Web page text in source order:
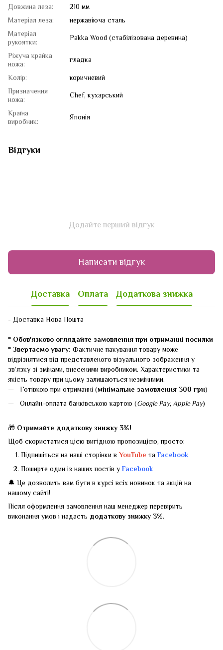
Довжина леза:
210 мм
Матеріал леза:
нержавіюча сталь
Матеріал
рукоятки:
Pakka Wood (стабілізована деревина)
Ріжуча крайка
ножа:
гладка
Колір:
коричневий
Призначення
ножа:
Chef, кухарський
Країна
виробник:
Японія
Відгуки
Додайте перший відгук
Написати відгук
Доставка Оплата Додаткова знижка
- Доставка Нова Пошта
* Обов'язково оглядайте замовлення при отриманні посилки
* Звертаємо увагу: Фактичне пакування товару може
відрізнятися від представленого візуального зображення у
зв’язку зі змінами, внесеними виробником. Характеристики та
якість товару при цьому залишаються незмінними.
Готівкою при отриманні (мінімальне замовлення 300 грн)
Онлайн-оплата банківською картою (Google Pay, Apple Pay)
🎁 Отримайте додаткову знижку 3%!
Щоб скористатися цією вигідною пропозицією, просто:
Підпишіться на наші сторінки вYouTube та Facebook
Поширте один із наших постів у Facebook
🔔 Це дозволить вам бути в курсі всіх новинок та акцій на
нашому сайті!
Після оформлення замовлення наш менеджер перевірить
виконання умов і надасть додаткову знижку 3%.